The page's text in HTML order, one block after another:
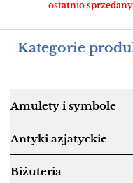
ostatnio
Kategorie
Amulety i symbole
Antyki azjatyckie
Biżuteria